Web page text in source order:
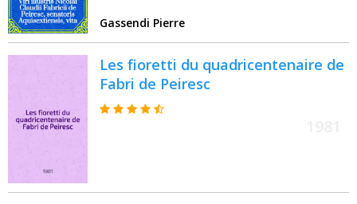
Gassendi Pierre
Les fioretti du quadricentenaire de
Fabri de Peiresc